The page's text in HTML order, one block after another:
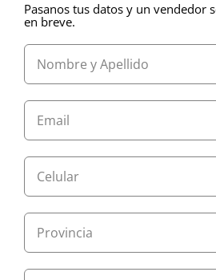
Pasanos tus datos y un vendedor
en breve.